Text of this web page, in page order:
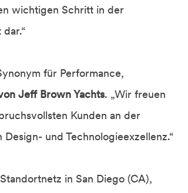
wichtigen Schritt in der
für Performance,
Jeff Brown Yachts. „Wir freuen
Kunden an der
und Technologieexzellenz.“
in San Diego (CA),